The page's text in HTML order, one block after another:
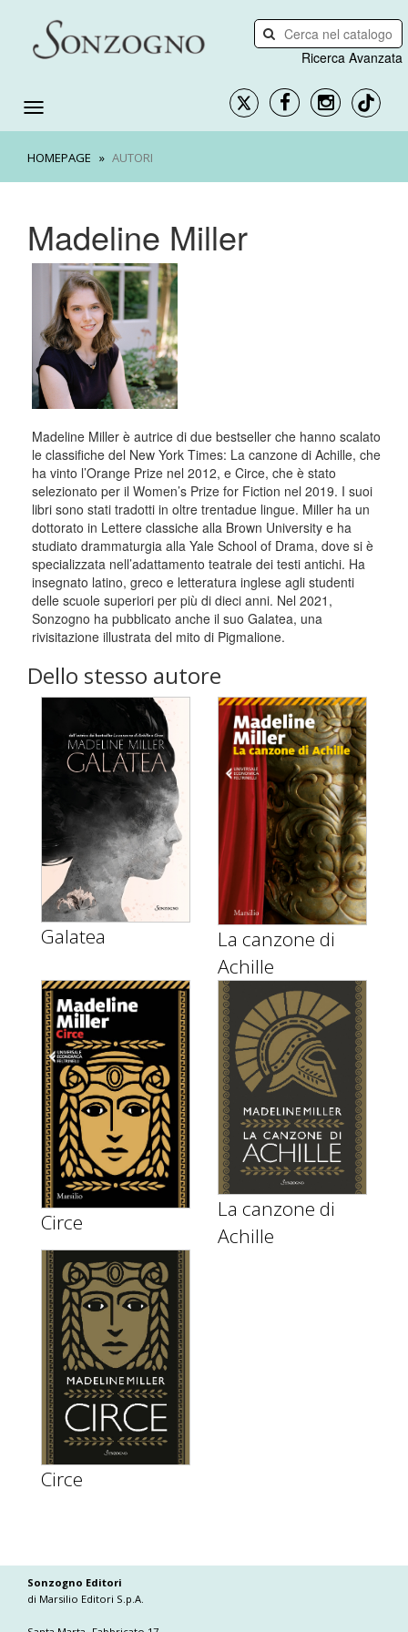
Ricerca Avanzata
HOMEPAGE AUTORI
Madeline Miller
Madeline Miller è autrice di due bestseller che hanno scalato
le classifiche del New York Times: La canzone di Achille, che
ha vinto l’Orange Prize nel 2012, e Circe, che è stato
selezionato per il Women’s Prize for Fiction nel 2019. I suoi
libri sono stati tradotti in oltre trentadue lingue. Miller ha un
dottorato in Lettere classiche alla Brown University e ha
studiato drammaturgia alla Yale School of Drama, dove si è
specializzata nell’adattamento teatrale dei testi antichi. Ha
insegnato latino, greco e letteratura inglese agli studenti
delle scuole superiori per più di dieci anni. Nel 2021,
Sonzogno ha pubblicato anche il suo Galatea, una
rivisitazione illustrata del mito di Pigmalione.
Dello stesso autore
Galatea
La canzone di
Achille
Circe
La canzone di
Achille
Circe
Sonzogno Editori
di Marsilio Editori S.p.A.